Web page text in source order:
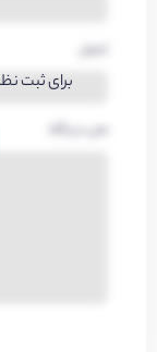
ایمیل
متن دیدگاه
برای ثبت